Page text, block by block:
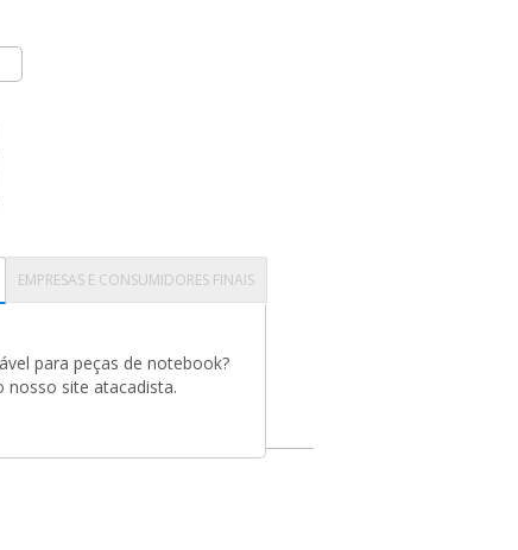
para peças de notebook?
nosso site atacadista.
EMPRESAS E CONSUMIDORES FINAIS